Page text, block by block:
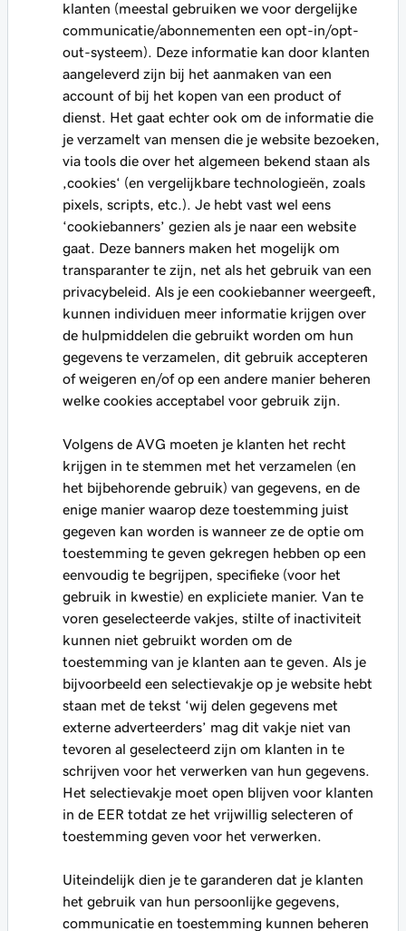
klanten (meestal gebruiken we voor dergelijke
communicatie/abonnementen een opt-in/opt-
out-systeem). Deze informatie kan door klanten
aangeleverd zijn bij het aanmaken van een
account of bij het kopen van een product of
dienst. Het gaat echter ook om de informatie die
je verzamelt van mensen die je website bezoeken,
via tools die over het algemeen bekend staan als
‚cookies‘ (en vergelijkbare technologieën, zoals
pixels, scripts, etc.). Je hebt vast wel eens
‘cookiebanners’ gezien als je naar een website
gaat. Deze banners maken het mogelijk om
transparanter te zijn, net als het gebruik van een
privacybeleid. Als je een cookiebanner weergeeft,
kunnen individuen meer informatie krijgen over
de hulpmiddelen die gebruikt worden om hun
gegevens te verzamelen, dit gebruik accepteren
of weigeren en/of op een andere manier beheren
welke cookies acceptabel voor gebruik zijn.
Volgens de AVG moeten je klanten het recht
krijgen in te stemmen met het verzamelen (en
het bijbehorende gebruik) van gegevens, en de
enige manier waarop deze toestemming juist
gegeven kan worden is wanneer ze de optie om
toestemming te geven gekregen hebben op een
eenvoudig te begrijpen, specifieke (voor het
gebruik in kwestie) en expliciete manier. Van te
voren geselecteerde vakjes, stilte of inactiviteit
kunnen niet gebruikt worden om de
toestemming van je klanten aan te geven. Als je
bijvoorbeeld een selectievakje op je website hebt
staan met de tekst ‘wij delen gegevens met
externe adverteerders’ mag dit vakje niet van
tevoren al geselecteerd zijn om klanten in te
schrijven voor het verwerken van hun gegevens.
Het selectievakje moet open blijven voor klanten
in de EER totdat ze het vrijwillig selecteren of
toestemming geven voor het verwerken.
Uiteindelijk dien je te garanderen dat je klanten
het gebruik van hun persoonlijke gegevens,
communicatie en toestemming kunnen beheren